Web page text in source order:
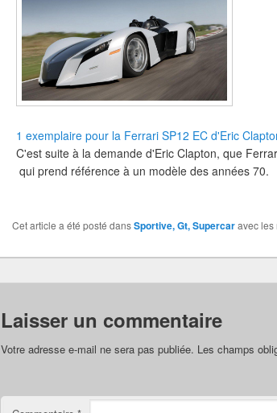
1 exemplaire pour la Ferrari SP12 EC d'Eric
C'est suite à la demande d'Eric Clapton, que
qui prend référence à un modèle des années
Cet article a été posté dansSportive, Gt, Supercaravec les
Laisser un commentaire
Votre adresse e-mail ne sera pas publiée. Les champs